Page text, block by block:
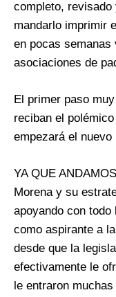
completo,
mandarlo imprimir
en pocas
asociaciones de
El primer paso
reciban el
empezará el
YA QUE
Morena y su
apoyando con
como aspirante a
desde que la
efectivamente le
le entraron